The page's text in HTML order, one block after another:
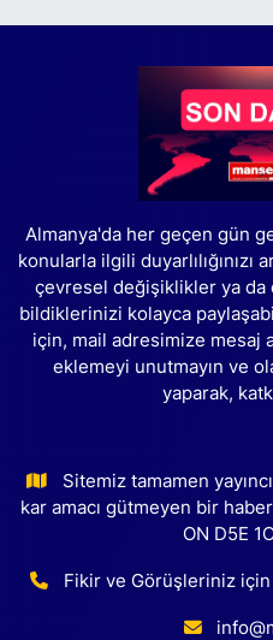
Almanya'da her geçen gün
konularla ilgili duyarlılığınızı
çevresel değişiklikler ya da
bildiklerinizi kolayca
için, mail adresimize
eklemeyi unutmayın ve
yaparak,
Sitemiz tamamen
kar amacı gütmeyen bir
ON D5E
Fikir ve Görüşleriniz